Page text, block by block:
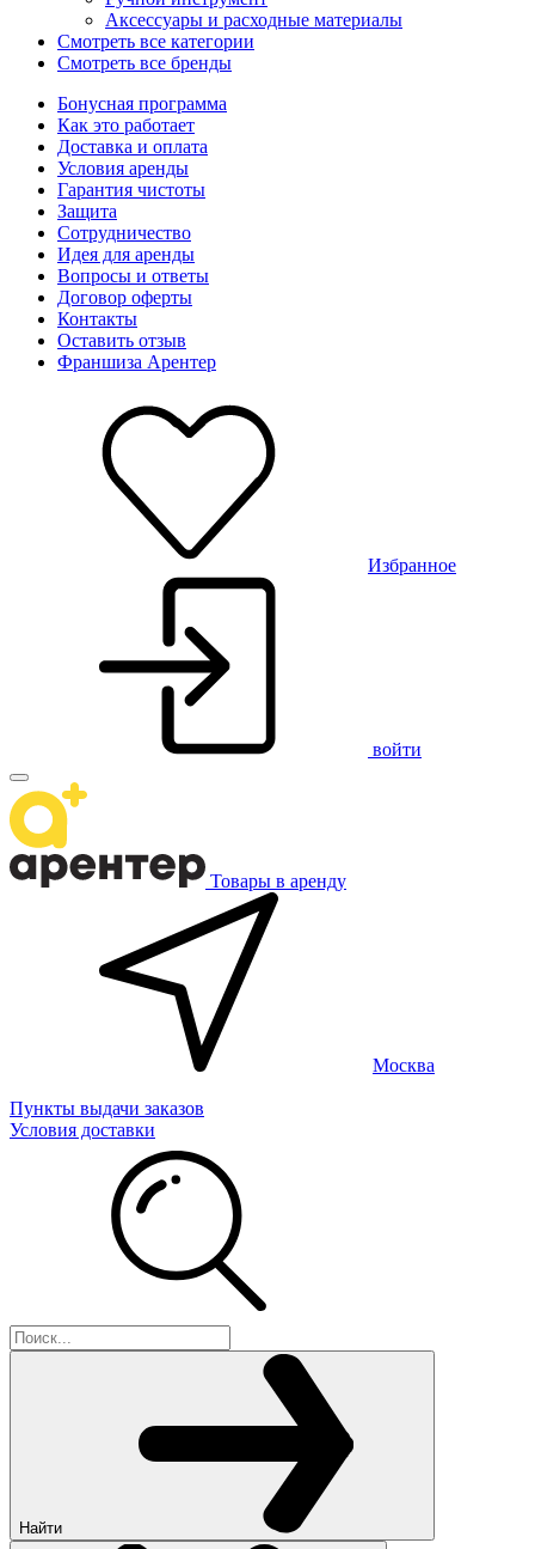
Аксессуары и расходные материалы
Смотреть все категории
Смотреть все бренды
Бонусная программа
Как это работает
Доставка и оплата
Условия аренды
Гарантия чистоты
Защита
Сотрудничество
Идея для аренды
Вопросы и ответы
Договор оферты
Контакты
Оставить отзыв
Франшиза Арентер
Избранное
войти
Товары в аренду
Москва
Пункты выдачи заказов
Условия доставки
Найти